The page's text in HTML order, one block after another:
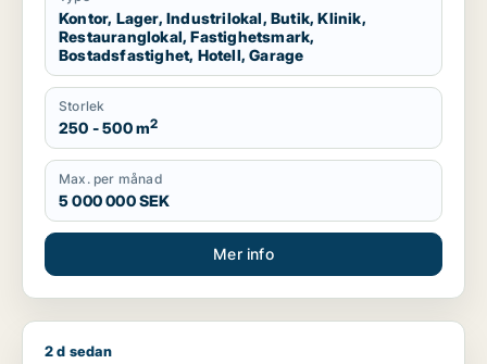
Kontor, Lager, Industrilokal, Butik, Klinik,
Restauranglokal, Fastighetsmark,
Bostadsfastighet, Hotell, Garage
Storlek
250 - 500 m2
Max. per månad
5 000 000 SEK
Mer info
Kristoffer söker kontor, lager, industrilokal, butik, klinik,
2 d sedan